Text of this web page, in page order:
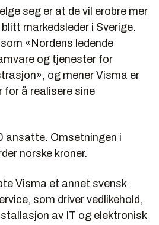
seg er at de vil erobre mer
markedsleder i Sverige.
«Nordens ledende
og tjenester for
og mener Visma er
for å realisere sine
ansatte. Omsetningen i
norske kroner.
Visma et annet svensk
som driver vedlikehold,
av IT og elektronisk